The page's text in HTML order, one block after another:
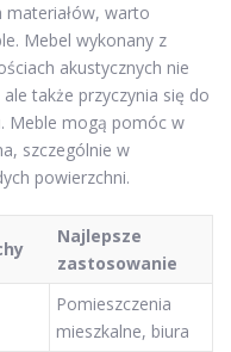
materiałów, warto
Mebel wykonany z
akustycznych nie
także przyczynia się do
Meble mogą pomóc w
szczególnie w
powierzchni.
Najlepsze
zastosowanie
Pomieszczenia
mieszkalne, biura